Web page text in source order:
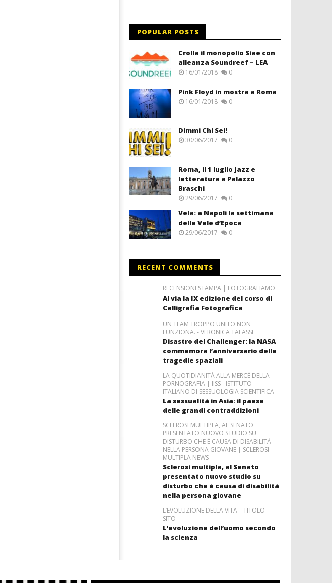
POPULAR POSTS
Crolla il monopolio Siae con
alleanza Soundreef – LEA
16/01/2018 0
Pink Floyd in mostra a Roma
16/01/2018 0
Dimmi Chi Sei!
30/06/2017 0
Roma, il 1 luglio Jazz e
letteratura a Palazzo
Braschi
29/06/2017 0
Vela: a Napoli la settimana
delle Vele d’Epoca
29/06/2017 0
RECENT COMMENTS
RECENSIONI STAMPA | FOTOGRAFIAMO
Al via la IX edizione del corso di
Calligrafia Fotografica
UN TEAM TROPPO UNITO NON
FUNZIONA. - VERONICA TALASSI
Disastro del Challenger: la NASA
commemora l’anniversario delle
tragedie spaziali
LA QUOTIDIANITÀ ALLA MERCÉ DELLA
PORNOGRAFIA | IISS - ISTITUTO
ITALIANO DI SESSUOLOGIA SCIENTIFICA
La sessualità in Asia: il paese
delle grandi contraddizioni
SCLEROSI MULTIPLA, AL SENATO
PRESENTATO NUOVO STUDIO SU
DISTURBO CHE È CAUSA DI DISABILITÀ
NELLA PERSONA GIOVANE | SCLEROSI
MULTIPLA NEWS
Sclerosi multipla, al Senato
presentato nuovo studio su
disturbo che è causa di disabilità
nella persona giovane
L’EVOLUZIONE DELLA VITA – TITOLO
SITO
L’evoluzione dell’uomo secondo
la scienza